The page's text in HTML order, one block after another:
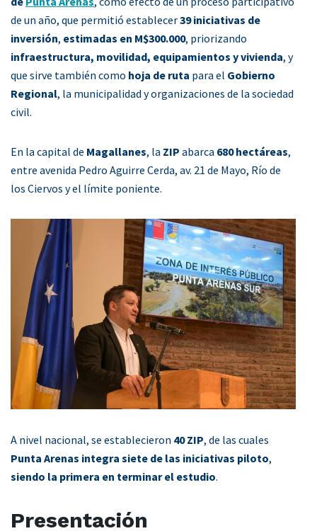
de un año, que permitió establecer39 iniciativas de
inversión, estimadas en M$300.000, priorizando
infraestructura, movilidad, equipamientos y vivienda, y
que sirve también como hoja de ruta para el Gobierno
Regional, la municipalidad y organizaciones de la sociedad
civil.
En la capital de Magallanes, la ZIP abarca 680 hectáreas,
entre avenida Pedro Aguirre Cerda, av. 21 de Mayo, Río de
los Ciervos y el límite poniente.
A nivel nacional, se establecieron 40 ZIP, de las cuales
Punta Arenas integra siete de las iniciativas piloto,
siendo la primera en terminar el estudio.
Presentación